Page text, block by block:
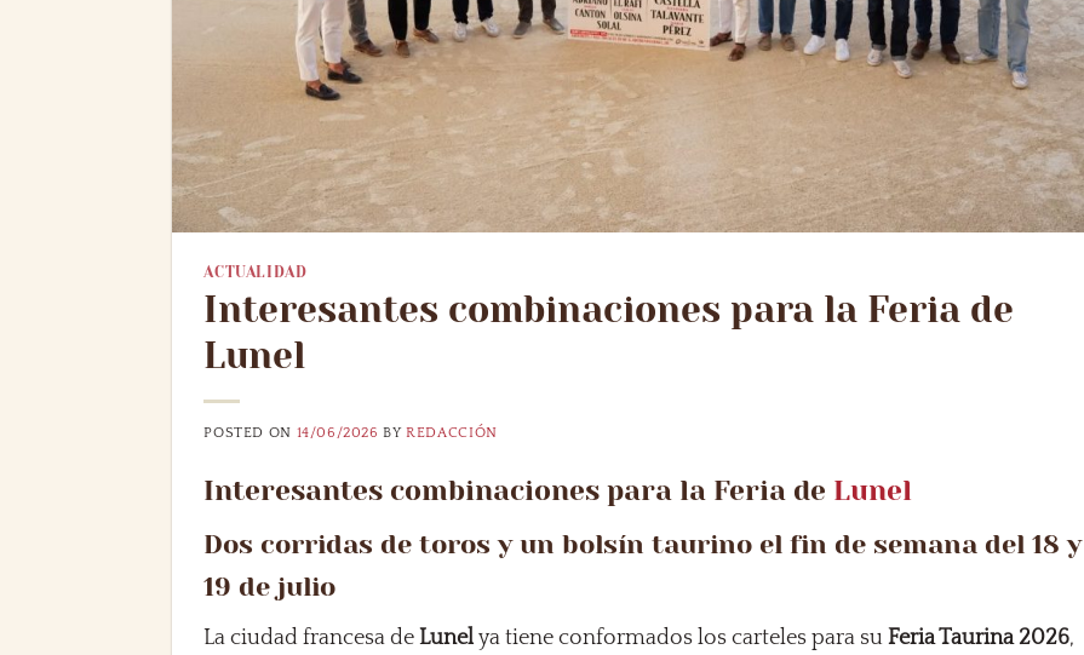
ACTUALIDAD
Interesantes combinaciones para la Feria de
Lunel
POSTED ON 14/06/2026 BYREDACCIÓN
Interesantes combinaciones para la Feria de Lunel
Dos corridas de toros y un bolsín taurino el fin de semana del 18 y
19 de julio
La ciudad francesa deLunelya tiene conformados los carteles para suFeria Taurina 2026,